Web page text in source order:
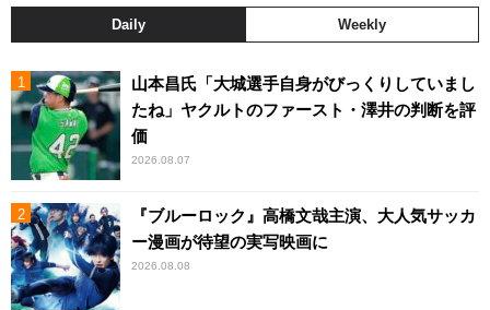
Daily Weekly
山本昌氏「大城選手自身がびっくりしていまし
たね」ヤクルトのファースト・澤井の判断を評
価
2026.08.07
『ブルーロック』高橋文哉主演、大人気サッカ
ー漫画が待望の実写映画に
2026.08.08